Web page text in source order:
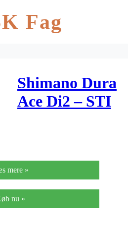
Fag
Shimano Dura
Ace Di2 – STI
gear Elektron
mere »
nu »